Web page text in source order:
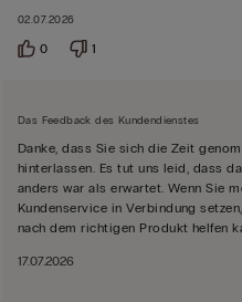
02.07.2026
0 1
Das Feedback des Kundendienstes
Danke, dass Sie sich die Zeit
hinterlassen. Es tut uns leid, dass
anders war als erwartet. Wenn Sie
Kundenservice in Verbindung
nach dem richtigen Produkt helfen
17.07.2026